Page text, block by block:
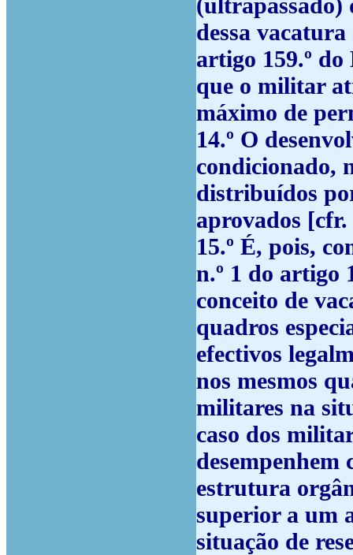
dessa
artigo 159.º
que o militar
máximo de
14.º O
condicionado,
distribuídos
aprovados
15.º É, pois,
n.º 1 do artigo
conceito de
quadros
efectivos
nos mesmos
militares na
caso dos
desempenhem
estrutura
superior a um
situação de